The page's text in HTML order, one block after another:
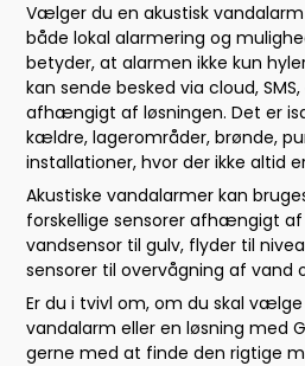
Vælger du en akustisk vandalarm
både lokal alarmering og
betyder, at alarmen ikke kun
kan sende besked via cloud,
afhængigt af løsningen. Det er
kældre, lagerområder, brønde,
installationer, hvor der ikke altid
Akustiske vandalarmer kan
forskellige sensorer afhængigt
vandsensor til gulv, flyder til
sensorer til overvågning af vand
Er du i tvivl om, om du skal
vandalarm eller en løsning med
gerne med at finde den rigtige